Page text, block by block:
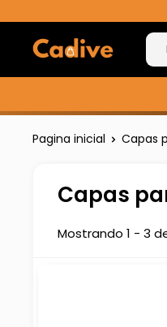
conteúdo
Cadive
Pagina inicial Capas
Capas
Mostrando 1 - 3